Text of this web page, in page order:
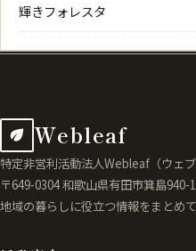
輝きフォレスタ
Webleaf
特定非営利活動法人Webleaf（ウェブ
〒649-0304 和歌山県有田市箕島940-1
地域の暮らしに役立つ情報をまとめて